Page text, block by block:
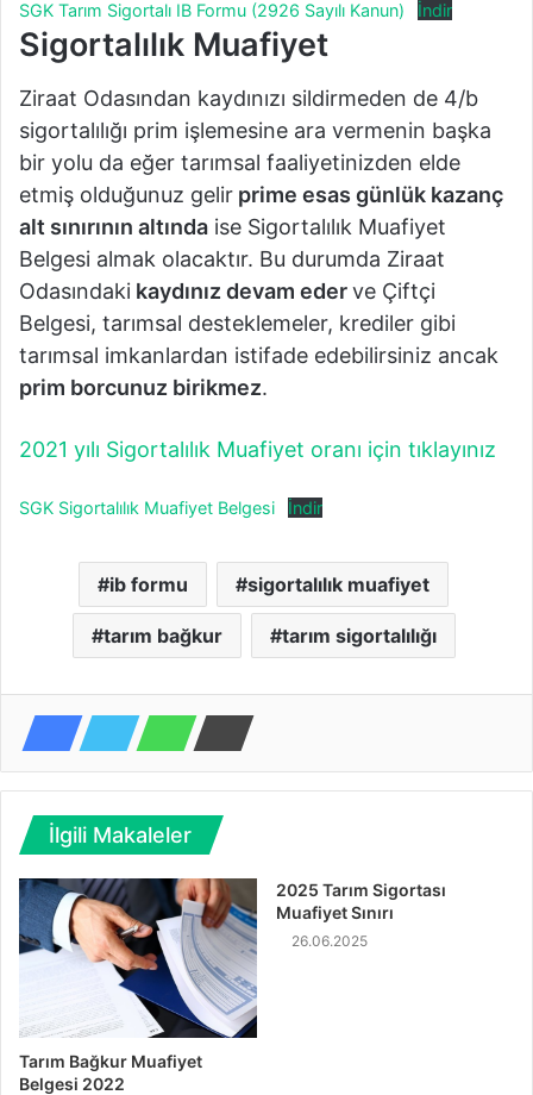
SGK Tarım Sigortalı IB Formu (2926 Sayılı Kanun) İndir
Sigortalılık Muafiyet
Ziraat Odasından kaydınızı sildirmeden de 4/b
sigortalılığı prim işlemesine ara vermenin başka
bir yolu da eğer tarımsal faaliyetinizden elde
etmiş olduğunuz gelir prime esas günlük kazanç
alt sınırının altında ise Sigortalılık Muafiyet
Belgesi almak olacaktır. Bu durumda Ziraat
Odasındaki kaydınız devam ederve Çiftçi
Belgesi, tarımsal desteklemeler, krediler gibi
tarımsal imkanlardan istifade edebilirsiniz ancak
prim borcunuz birikmez.
2021 yılı Sigortalılık Muafiyet oranı için tıklayınız
SGK Sigortalılık Muafiyet Belgesi İndir
ib formu sigortalılık muafiyet
tarım bağkur tarım sigortalılığı
İlgili Makaleler
Tarım Bağkur Muafiyet
Belgesi 2022
2025 Tarım Sigortası
Muafiyet Sınırı
26.06.2025